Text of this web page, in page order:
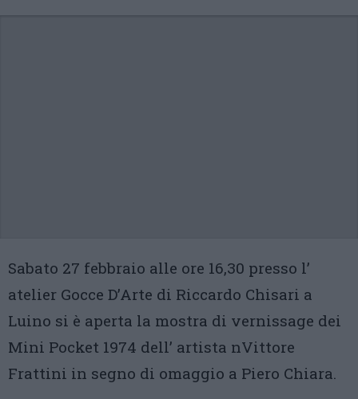
Sabato 27 febbraio alle ore 16,30 presso l’
atelier Gocce D’Arte di Riccardo Chisari a
Luino si è aperta la mostra di vernissage dei
Mini Pocket 1974 dell’ artista nVittore
Frattini in segno di omaggio a Piero Chiara.